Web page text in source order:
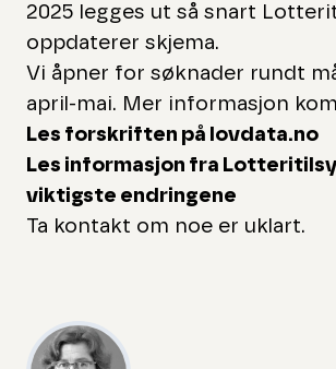
2025 legges ut så snart
oppdaterer skjema.
Vi åpner for søknader rundt
april-mai. Mer informasjon
Les forskriften på lovdata.no
Les informasjon fra
viktigste endringene
Ta kontakt om noe er uklart.